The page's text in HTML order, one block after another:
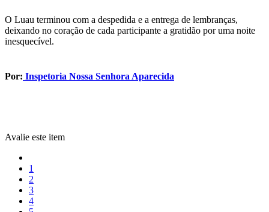
O Luau terminou com a despedida e a entrega de lembranças,
deixando no coração de cada participante a gratidão por uma noite
inesquecível.
Por: Inspetoria Nossa Senhora Aparecida
Avalie este item
1
2
3
4